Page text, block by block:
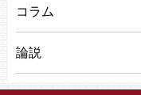
コラム
論説